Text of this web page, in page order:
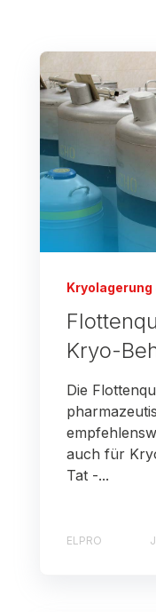
Kryolagerung
Kryo-
Die
auch für
Tat -...
ELPRO